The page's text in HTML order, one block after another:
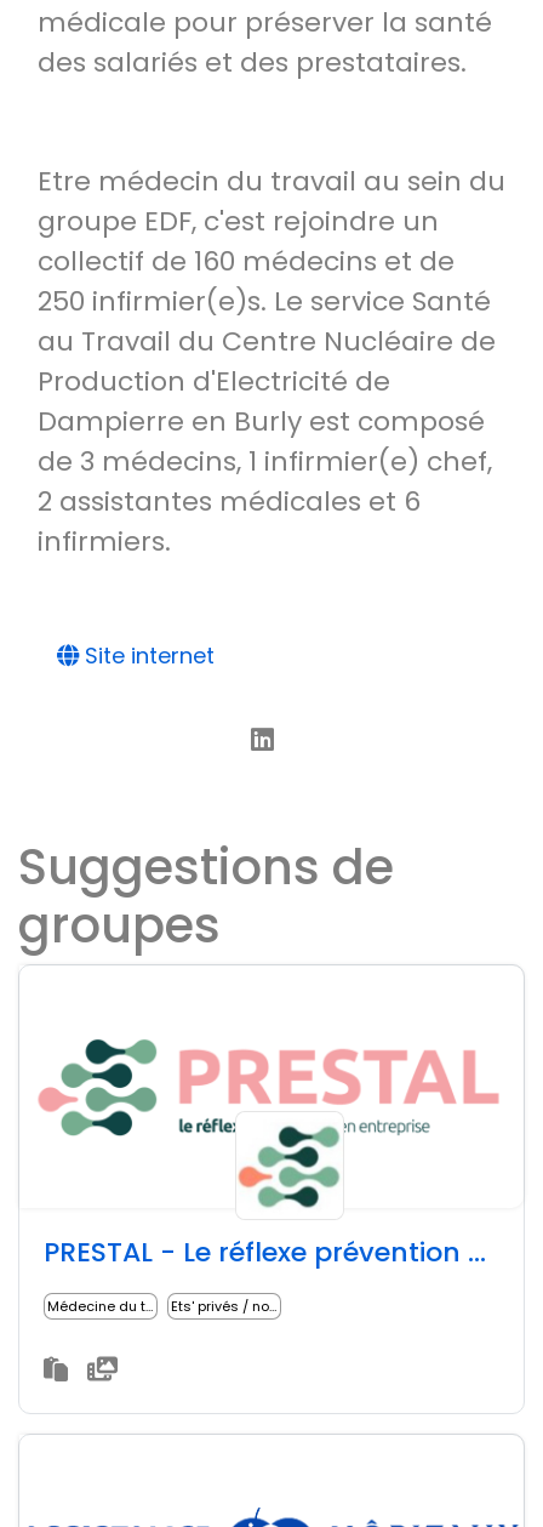
médicale pour préserver la santé
des salariés et des prestataires.
Etre médecin du travail au sein du
groupe EDF, c'est rejoindre un
collectif de 160 médecins et de
250 infirmier(e)s. Le service Santé
au Travail du Centre Nucléaire de
Production d'Electricité de
Dampierre en Burly est composé
de 3 médecins, 1 infirmier(e) chef,
2 assistantes médicales et 6
infirmiers.
Site internet
Suggestions de
groupes
PRESTAL - Le réflexe prévention en entreprise
Médecine du travail Ets' privés / non lucratifs